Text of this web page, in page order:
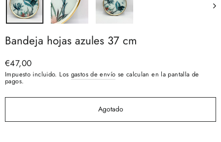
Bandeja hojas azules 37 cm
Precio
habitual
€47,00
Impuesto incluido. Los gastos de envío se calculan en la pantalla de
pagos.
Agotado